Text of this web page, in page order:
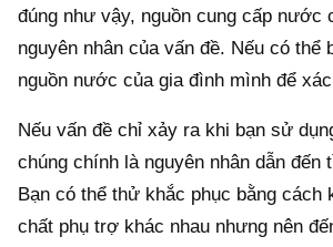
đúng như vậy, nguồn cung cấp nước
nguyên nhân của vấn đề. Nếu có thể
nguồn nước của gia đình mình để
Nếu vấn đề chỉ xảy ra khi bạn sử
chúng chính là nguyên nhân dẫn đến
Bạn có thể thử khắc phục bằng cách
chất phụ trợ khác nhau nhưng nên